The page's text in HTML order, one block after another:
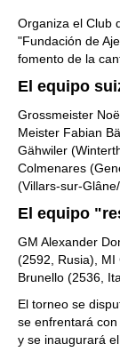
Organiza el Club
"Fundación de
fomento de la
El equipo
Grossmeister
Meister Fabian
Gähwiler
Colmenares
(Villars-sur-Glâne/
El equipo
GM Alexander
(2592, Rusia), MI
Brunello (2536,
El torneo se
se enfrentará
y se inaugurará